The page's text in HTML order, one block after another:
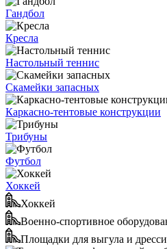
Гандбол
Кресла
Настольный теннис
Скамейки запасных
Каркасно-тентовые конструкции
Трибуны
Футбол
Хоккей
Хоккей
Военно-спортивное
Площадки для выгула и